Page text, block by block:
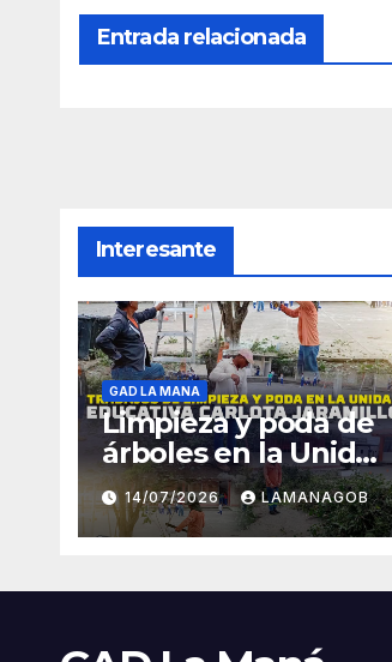
Entrada relacionada
Interesante
GAD LA MANA
Limpieza y poda de
árboles en la Unidad
Educativa Carlota
Jaramillo
14/07/2026 LAMANAGOB